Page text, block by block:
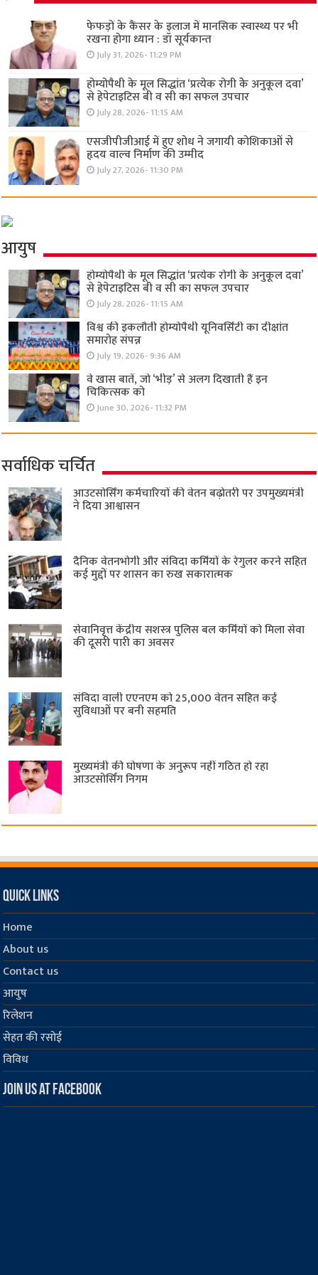
फेफड़ों के कैंसर के इलाज में मानसिक स्वास्थ्य पर भी
रखना होगा ध्यान : डॉ सूर्यकान्त
July 31, 2026- 11:29 PM
होम्योपैथी के मूल सिद्धांत ‘प्रत्येक रोगी केे अनुकूल दवा’
से हेपेटाइटिस बी व सी का सफल उपचार
July 28, 2026- 11:15 AM
एसजीपीजीआई में हुए शोध ने जगायी कोशिकाओं से
हृदय वाल्व निर्माण की उम्मीद
July 27, 2026- 11:30 PM
आयुष
होम्योपैथी के मूल सिद्धांत ‘प्रत्येक रोगी केे अनुकूल दवा’
से हेपेटाइटिस बी व सी का सफल उपचार
July 28, 2026- 11:15 AM
विश्व की इकलौती होम्योपैथी यूनिवर्सिटी का दीक्षांत
समारोह संपन्न
July 19, 2026- 9:36 AM
वे खास बातें, जो ‘भीड़’ से अलग दिखाती हैं इन
चिकित्सक को
June 30, 2026- 11:32 PM
सर्वाधिक चर्चित
आउटसोर्सिंग कर्मचारियों की वेतन बढ़ोतरी पर उपमुख्यमंत्री
ने दिया आश्वासन
दैनिक वेतनभोगी और संविदा कर्मियों के रेगुलर करने सहित
कई मुद्दों पर शासन का रुख सकारात्मक
सेवानिवृत्त केंद्रीय सशस्त्र पुलिस बल ​कर्मियों को मिला सेवा
की दूसरी पारी का अवसर
संविदा वाली एएनएम को 25,000 वेतन सहित कई
सुविधाओं पर बनी सहमति
मुख्यमंत्री की घोषणा के अनुरूप नहीं गठित हो रहा
आउटसोर्सिंग निगम
Quick Links
Home
About us
Contact us
आयुष
रिलेशन
सेहत की रसोई
विविध
Join us at Facebook